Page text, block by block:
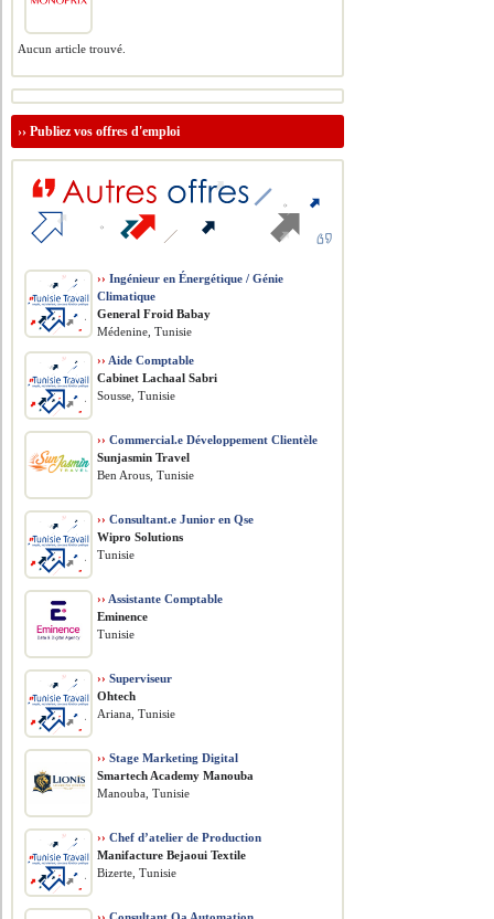
Aucun article trouvé.
››Publiez vos offres d'emploi
›› Ingénieur en Énergétique / Génie
Climatique
General Froid Babay
Médenine, Tunisie
›› Aide Comptable
Cabinet Lachaal Sabri
Sousse, Tunisie
›› Commercial.e Développement Clientèle
Sunjasmin Travel
Ben Arous, Tunisie
›› Consultant.e Junior en Qse
Wipro Solutions
Tunisie
›› Assistante Comptable
Eminence
Tunisie
›› Superviseur
Ohtech
Ariana, Tunisie
›› Stage Marketing Digital
Smartech Academy Manouba
Manouba, Tunisie
›› Chef d’atelier de Production
Manifacture Bejaoui Textile
Bizerte, Tunisie